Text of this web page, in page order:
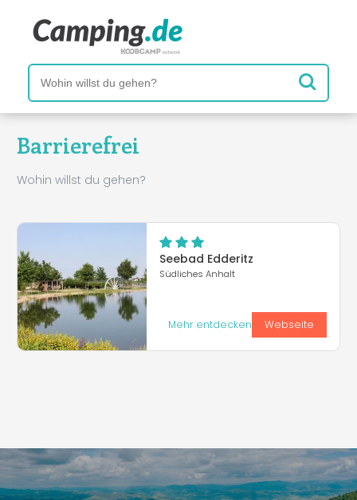
Barrierefrei
Wohin willst du gehen?
Seebad Edderitz
Südliches Anhalt
Mehr entdecken Webseite